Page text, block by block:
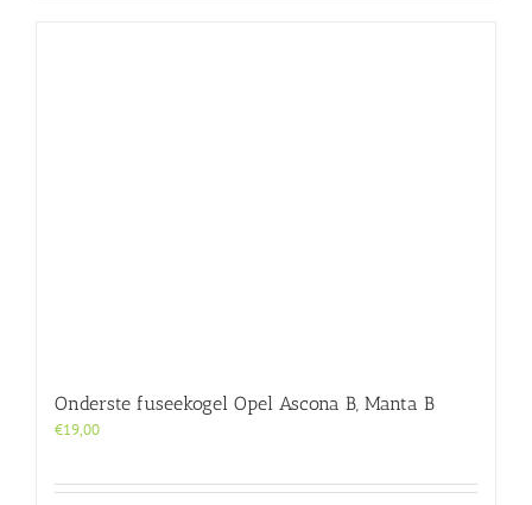
Onderste fuseekogel Opel Ascona B, Manta B
€19,00